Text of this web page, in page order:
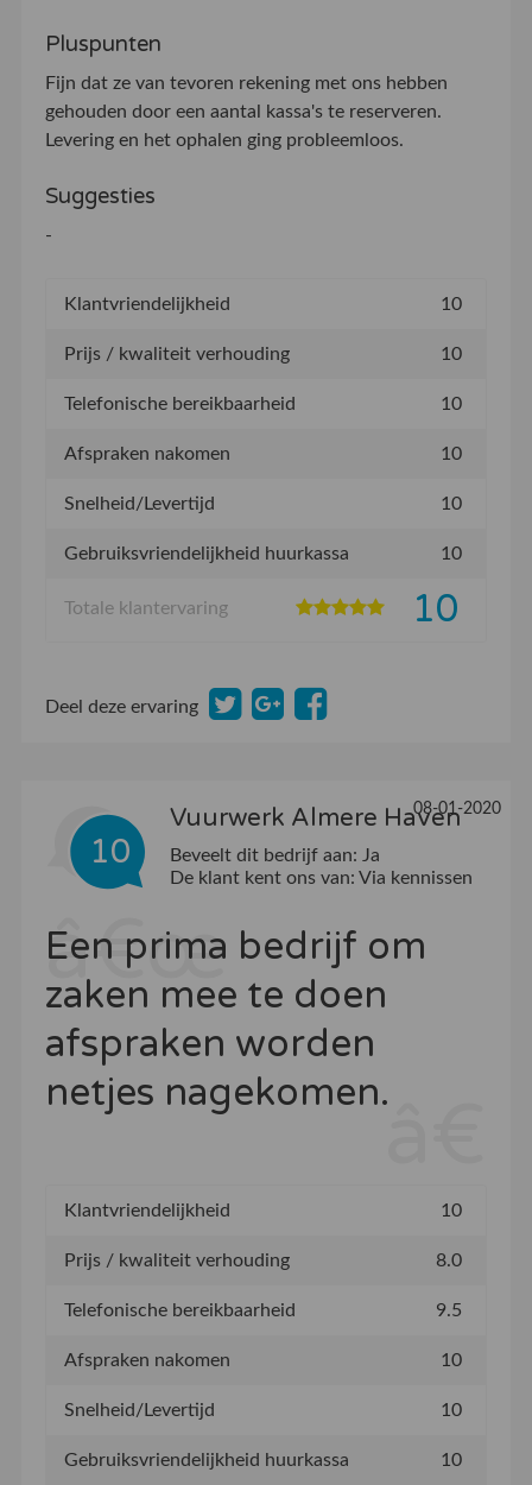
Pluspunten
Fijn dat ze van tevoren rekening met ons hebben
gehouden door een aantal kassa's te reserveren.
Levering en het ophalen ging probleemloos.
Suggesties
-
Klantvriendelijkheid 10
Prijs / kwaliteit verhouding 10
Telefonische bereikbaarheid 10
Afspraken nakomen 10
Snelheid/Levertijd 10
Gebruiksvriendelijkheid huurkassa 10
Totale klantervaring 10
Deel deze ervaring
10
Vuurwerk Almere Haven
08-01-2020
Beveelt dit bedrijf aan: Ja
De klant kent ons van: Via kennissen
Een prima bedrijf om
zaken mee te doen
afspraken worden
netjes nagekomen.
Klantvriendelijkheid 10
Prijs / kwaliteit verhouding 8.0
Telefonische bereikbaarheid 9.5
Afspraken nakomen 10
Snelheid/Levertijd 10
Gebruiksvriendelijkheid huurkassa 10